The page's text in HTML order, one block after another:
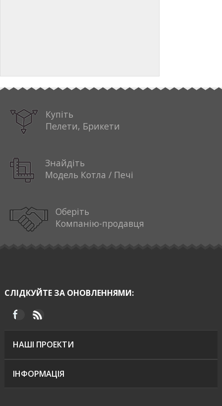
Купіть
Пелети, Брикети
Знайдіть
Модель Котла / Печі
Оберіть
Компанію-продавця
СЛІДКУЙТЕ ЗА ОНОВЛЕННЯМИ:
НАШІ ПРОЕКТИ
ІНФОРМАЦІЯ